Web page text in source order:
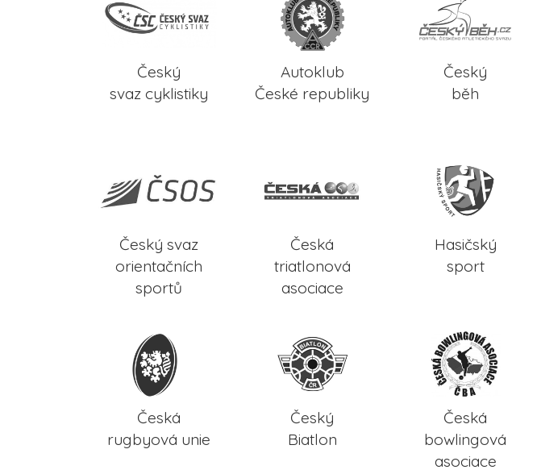
Český
svaz cyklistiky
Autoklub
České republiky
Český
běh
Český svaz
orientačních
sportů
Česká
triatlonová
asociace
Hasičský
sport
Česká
rugbyová unie
Český
Biatlon
Česká
bowlingová
asociace